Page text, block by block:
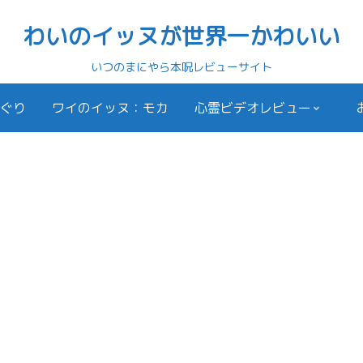
わいのイッヌが世界一かわいい
いつのまにやら本呪レビューサイト
り ワイのイッヌ：モカ 心霊ビデオレビュー